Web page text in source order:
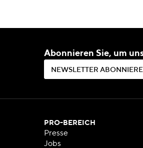
Abonnieren Sie, um
N EWS ETT E R A BO N N E R E
NEWSLETTER ABONNIERE
PRO-BEREICH
Presse
Jobs